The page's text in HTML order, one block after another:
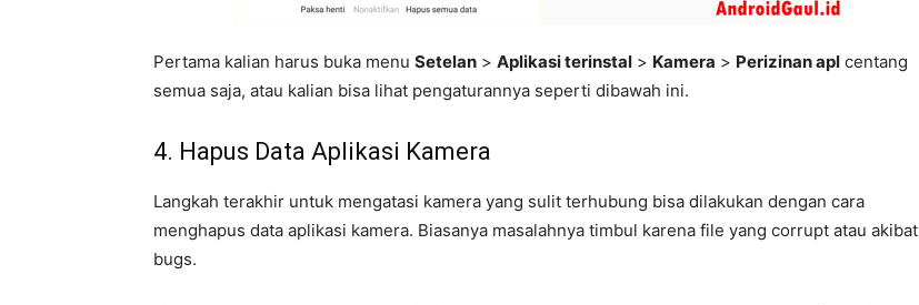
Pertama kalian harus buka menu Setelan > Aplikasi terinstal > Kamera > Perizinan apl centang
semua saja, atau kalian bisa lihat pengaturannya seperti dibawah ini.
4. Hapus Data Aplikasi Kamera
Langkah terakhir untuk mengatasi kamera yang sulit terhubung bisa dilakukan dengan cara
menghapus data aplikasi kamera. Biasanya masalahnya timbul karena file yang corrupt atau akibat
bugs.